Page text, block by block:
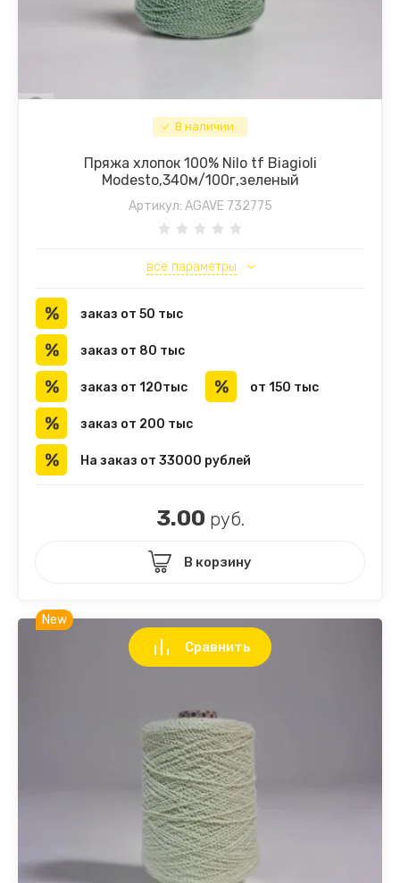
В наличии
Пряжа хлопок 100% Nilo tf Biagioli
Modesto,340м/100г,зеленый
Артикул: AGAVE 732775
все параметры
заказ от 50 тыс
заказ от 80 тыс
заказ от 120тыс от 150 тыс
заказ от 200 тыс
На заказ от 33000 рублей
3.00 руб.
В корзину
New
Сравнить